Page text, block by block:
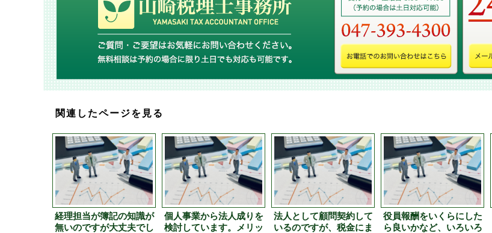
関連したページを見る
経理担当が簿記の知識が
無いのですが大丈夫でし
個人事業から法人成りを
検討しています。メリッ
法人として顧問契約して
いるのですが、税金にま
役員報酬をいくらにした
ら良いかなど、いろいろ